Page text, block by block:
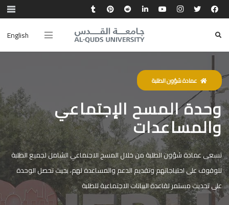
English
عمادة شؤون الطلبة
وحدة المسح الإجتماعي
والمساعدات
تسعى عمادة شؤون الطلبة من خلال المسح الاجتماعي الشامل لجميع الطلبة
للوقوف على احتياجاتهم وتقديم الدعم والمساعدة لهم، بحيث تحصل الوحدة
على تحديث مستمر لقاعدة البيانات الاجتماعية للطلبة